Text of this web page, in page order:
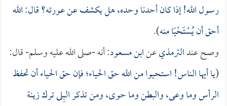
رسول الله! إذا كان أحدنا وحده، هل يكشف عن عورته؟ قال: الله
أحق أن يُسْتَحْيَا منه).
وصح عندالترمذيعنابن مسعود: أنه -صلى الله عليه وسلم- قال:
(يا أيها الناس! استحيوا من الله حق الحياء؛ فإن حق الحياء أن تحفظ
الرأس وما وعى، والبطن وما حوى، ومن تذكر البِلى ترك زينة